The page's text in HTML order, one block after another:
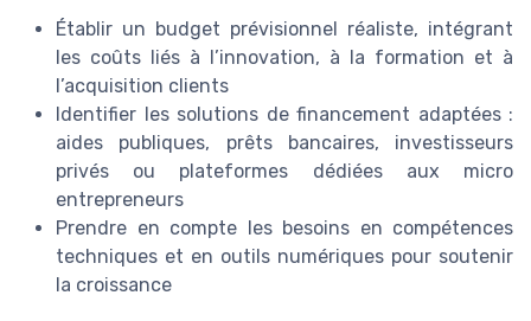
Établir un budget prévisionnel réaliste, intégrant
les coûts liés à l’innovation, à la formation et à
l’acquisition clients
Identifier les solutions de financement adaptées :
aides publiques, prêts bancaires, investisseurs
privés ou plateformes dédiées aux micro
entrepreneurs
Prendre en compte les besoins en compétences
techniques et en outils numériques pour soutenir
la croissance